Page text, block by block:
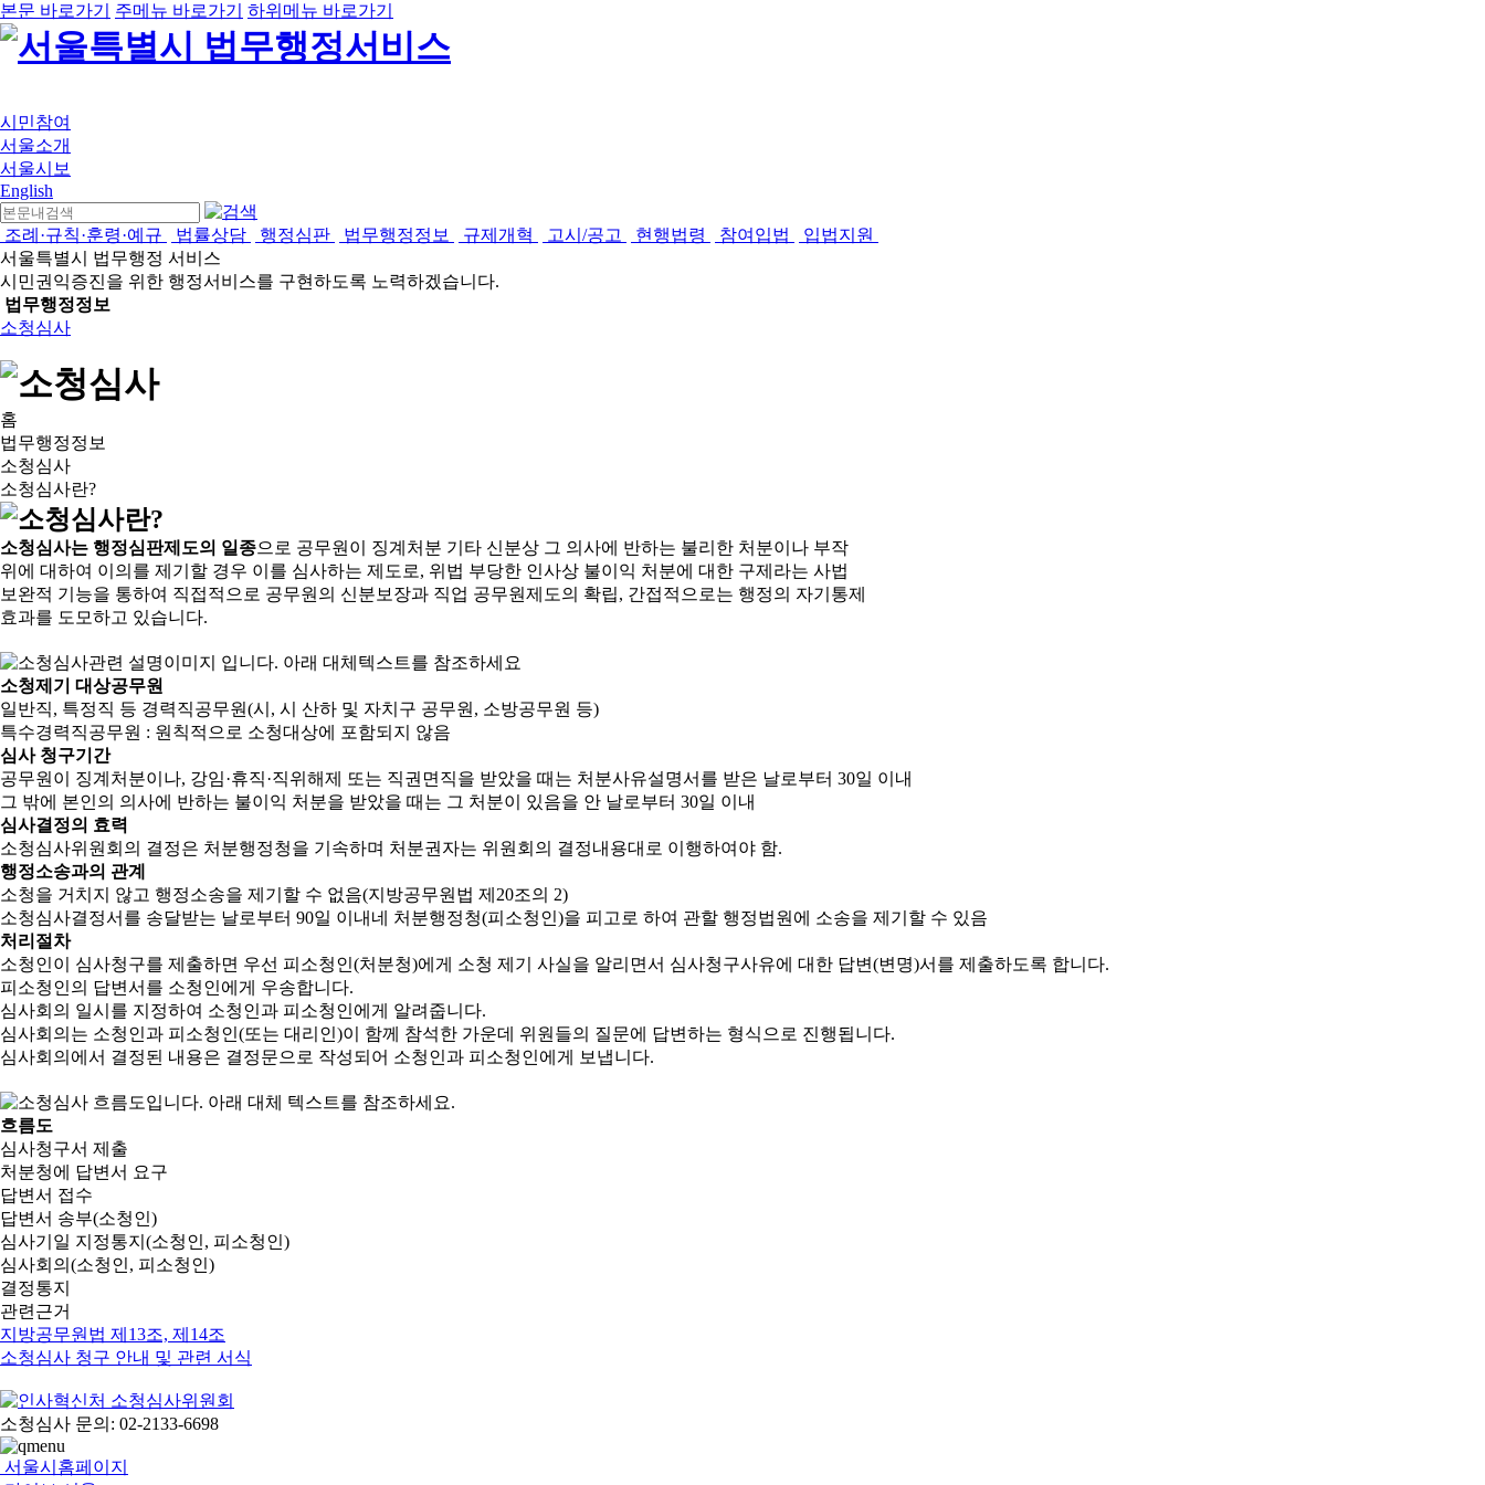
본문 바로가기 주메뉴 바로가기 하위메뉴 바로가기
시민참여
서울소개
서울시보
English
조례·규칙·훈령·예규 법률상담 행정심판 법무행정정보 규제개혁 고시/공고 현행법령 참여입법
입법지원
서울특별시 법무행정 서비스
시민권익증진을 위한 행정서비스를 구현하도록 노력하겠습니다.
법무행정정보
소청심사
홈
법무행정정보
소청심사
소청심사란?
소청심사는 행정심판제도의 일종으로 공무원이 징계처분 기타 신분상 그 의사에 반하는 불리한 처분이나 부작
위에 대하여 이의를 제기할 경우 이를 심사하는 제도로, 위법 부당한 인사상 불이익 처분에 대한 구제라는 사법
보완적 기능을 통하여 직접적으로 공무원의 신분보장과 직업 공무원제도의 확립, 간접적으로는 행정의 자기통제
효과를 도모하고 있습니다.
소청제기 대상공무원
일반직, 특정직 등 경력직공무원(시, 시 산하 및 자치구 공무원, 소방공무원 등)
특수경력직공무원 : 원칙적으로 소청대상에 포함되지 않음
심사 청구기간
공무원이 징계처분이나, 강임·휴직·직위해제 또는 직권면직을 받았을 때는 처분사유설명서를 받은 날로부터 30일 이내
그 밖에 본인의 의사에 반하는 불이익 처분을 받았을 때는 그 처분이 있음을 안 날로부터 30일 이내
심사결정의 효력
소청심사위원회의 결정은 처분행정청을 기속하며 처분권자는 위원회의 결정내용대로 이행하여야 함.
행정소송과의 관계
소청을 거치지 않고 행정소송을 제기할 수 없음(지방공무원법 제20조의 2)
소청심사결정서를 송달받는 날로부터 90일 이내네 처분행정청(피소청인)을 피고로 하여 관할 행정법원에 소송을 제기할 수 있음
처리절차
소청인이 심사청구를 제출하면 우선 피소청인(처분청)에게 소청 제기 사실을 알리면서 심사청구사유에 대한 답변(변명)서를 제출하도록 합니다.
피소청인의 답변서를 소청인에게 우송합니다.
심사회의 일시를 지정하여 소청인과 피소청인에게 알려줍니다.
심사회의는 소청인과 피소청인(또는 대리인)이 함께 참석한 가운데 위원들의 질문에 답변하는 형식으로 진행됩니다.
심사회의에서 결정된 내용은 결정문으로 작성되어 소청인과 피소청인에게 보냅니다.
흐름도
심사청구서 제출
처분청에 답변서 요구
답변서 접수
답변서 송부(소청인)
심사기일 지정통지(소청인, 피소청인)
심사회의(소청인, 피소청인)
결정통지
관련근거
지방공무원법 제13조, 제14조
소청심사 청구 안내 및 관련 서식
소청심사 문의: 02-2133-6698
서울시홈페이지